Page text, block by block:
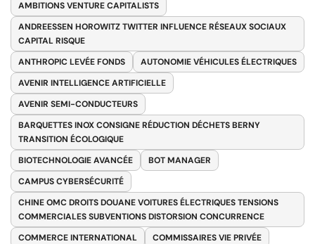
AMBITIONS VENTURE CAPITALISTS
ANDREESSEN HOROWITZ TWITTER INFLUENCE RÉSEAUX SOCIAUX
CAPITAL RISQUE
ANTHROPIC LEVÉE FONDS
AUTONOMIE VÉHICULES ÉLECTRIQUES
AVENIR INTELLIGENCE ARTIFICIELLE
AVENIR SEMI-CONDUCTEURS
BARQUETTES INOX CONSIGNE RÉDUCTION DÉCHETS BERNY
TRANSITION ÉCOLOGIQUE
BIOTECHNOLOGIE AVANCÉE
BOT MANAGER
CAMPUS CYBERSÉCURITÉ
CHINE OMC DROITS DOUANE VOITURES ÉLECTRIQUES TENSIONS
COMMERCIALES SUBVENTIONS DISTORSION CONCURRENCE
COMMERCE INTERNATIONAL
COMMISSAIRES VIE PRIVÉE